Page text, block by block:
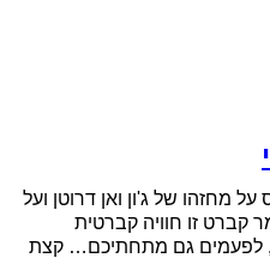
מחזהו של ג'ון ואן דרוטן ועל
קברט זו חוויה קברטית
לפעמים גם מתחתיכם… קצת